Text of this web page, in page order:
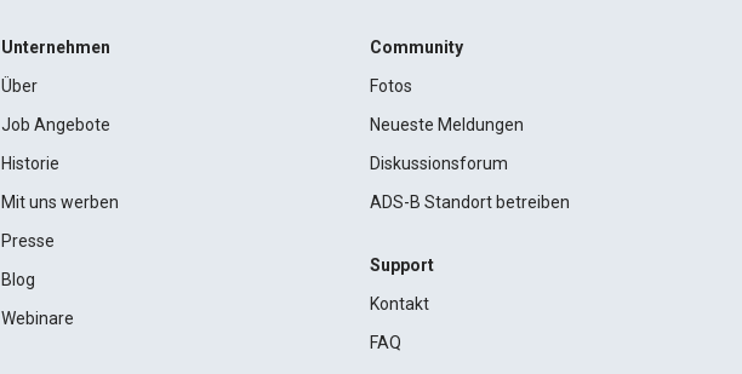
Unternehmen
Über
Job Angebote
Historie
Mit uns werben
Presse
Blog
Webinare
Community
Fotos
Neueste Meldungen
Diskussionsforum
ADS-B Standort betreiben
Support
Kontakt
FAQ